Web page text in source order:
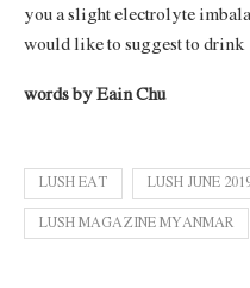
you a slight electrolyte
would like to suggest to drink
words by Eain Chu
LUSH EAT LUSH JUNE
LUSH MAGAZINE MYANMAR